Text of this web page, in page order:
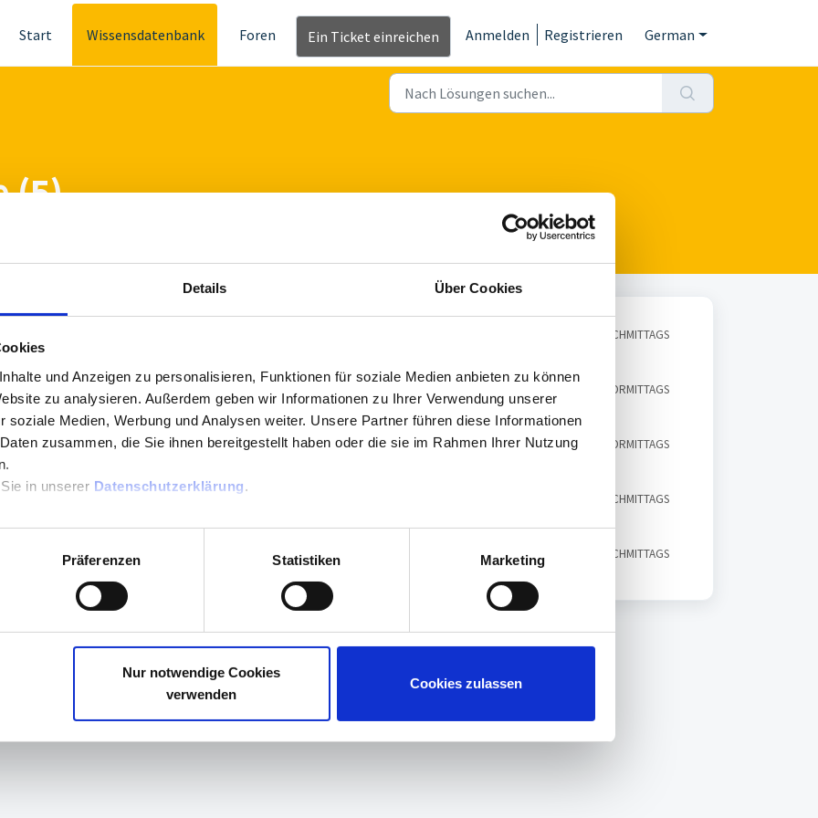
Details Über Cookies
und Anzeigen zu personalisieren, Funktionen für soziale Medien anbieten zu können
zu analysieren. Außerdem geben wir Informationen zu Ihrer Verwendung unserer
soziale Medien, Werbung und Analysen weiter. Unsere Partner führen diese Informationen
zusammen, die Sie ihnen bereitgestellt haben oder die sie im Rahmen Ihrer Nutzung
in unserer Datenschutzerklärung.
Präferenzen Statistiken Marketing
Nur notwendige Cookies
verwenden
Cookies zulassen
Start Wissensdatenbank Foren Ein Ticket einreichen Anmelden Registrieren German
(5)
tanJack deluxe mittels 2FA abgesichert werden? Geändert am Di, 24 Feb um 4:06 NACHMITTAGS
Authenticator ControlCenter Geändert am Mo, 7 Jul, 2025 um 8:19 VORMITTAGS
Geändert am Di, 6 Sep, 2022 um 7:31 VORMITTAGS
Geändert am Mo, 18 Jul, 2022 um 3:07 NACHMITTAGS
im tanJack deluxe? Geändert am Do, 20 Jan, 2022 um 3:40 NACHMITTAGS